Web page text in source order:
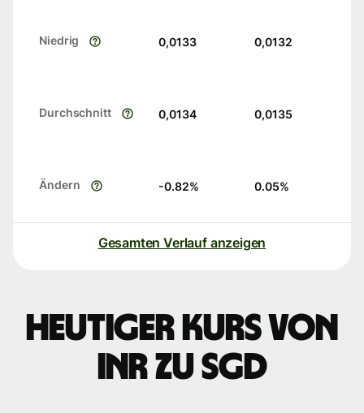
Niedrig 0,0133 0,0132
Durchschnitt 0,0134 0,0135
Ändern -0.82% 0.05%
Gesamten Verlauf anzeigen
Heutiger Kurs von
INR zu SGD